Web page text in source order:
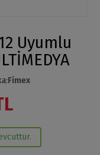
Uyumlu
:Fimex